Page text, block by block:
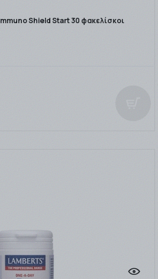
Shield Start 30 φακελίσκοι